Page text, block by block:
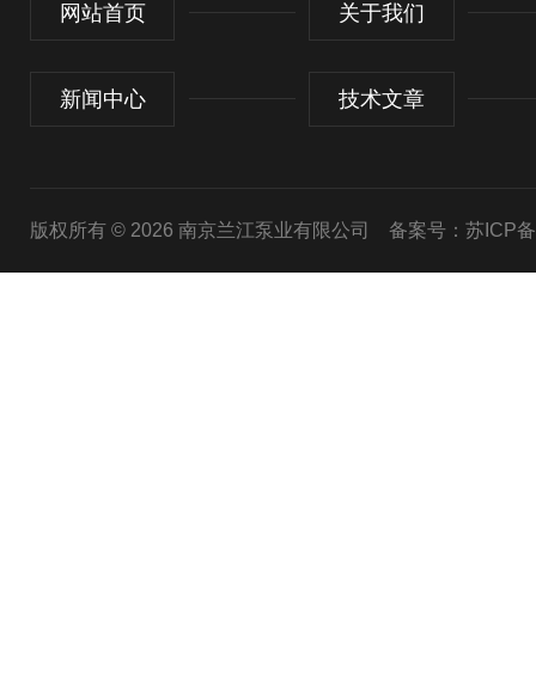
网站首页 关于我们
新闻中心 技术文章
版权所有 © 2026 南京兰江泵业有限公司 备案号：苏ICP